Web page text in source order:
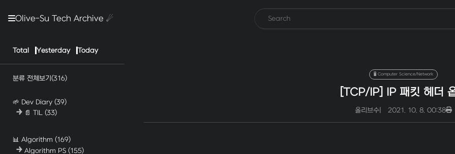
Olive-Su Tech Archive ☄︎
Total Yesterday Today
분류 전체보기(316)
🌱 Dev Diary (39)
📄 TIL(33)
📊 Algorithm (169)
Algorithm PS(155)
🖥️ Computer Science/Network
[TCP/IP] IP 패킷 헤더
올리브수 2021. 10. 8. 00:38